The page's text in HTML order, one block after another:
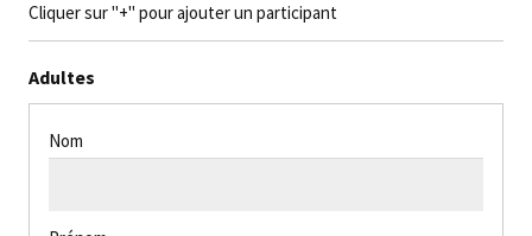
Cliquer sur "+" pour ajouter un participant
Adultes